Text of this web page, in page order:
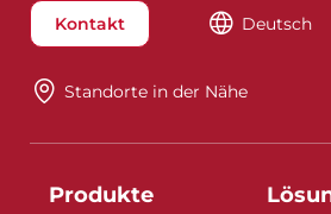
Kontakt Deutsch
Standorte in der Nähe​​​​​​​
Produkte